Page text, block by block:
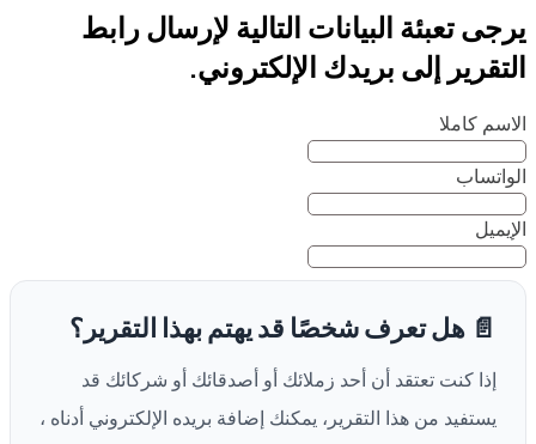
يرجى تعبئة البيانات التالية لإرسال رابط
التقرير إلى بريدك الإلكتروني.
الاسم كاملا
الواتساب
الإيميل
📄 هل تعرف شخصًا قد يهتم بهذا التقرير؟
إذا كنت تعتقد أن أحد زملائك أو أصدقائك أو شركائك قد
يستفيد من هذا التقرير، يمكنك إضافة بريده الإلكتروني أدناه ،